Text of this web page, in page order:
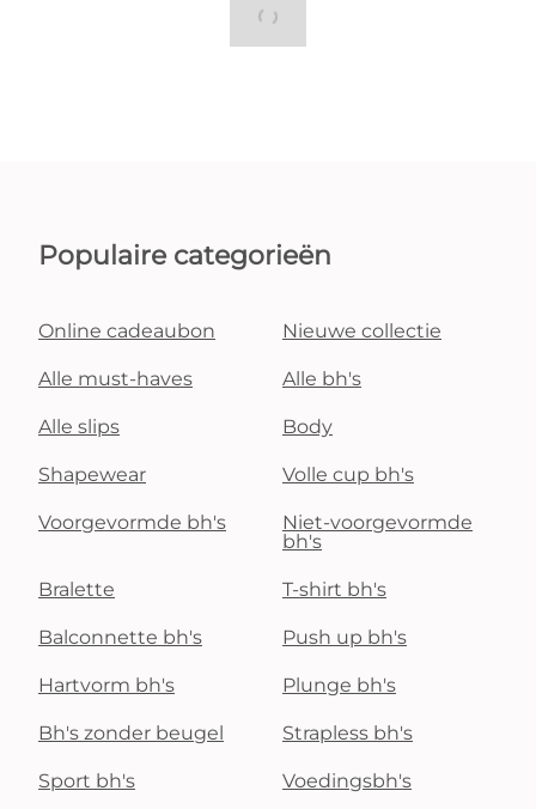
Populaire categorieën
Online cadeaubon Nieuwe collectie
Alle must-haves Alle bh's
Alle slips Body
Shapewear Volle cup bh's
Voorgevormde bh's
Niet-voorgevormde
bh's
Bralette T-shirt bh's
Balconnette bh's Push up bh's
Hartvorm bh's Plunge bh's
Bh's zonder beugel Strapless bh's
Sport bh's Voedingsbh's